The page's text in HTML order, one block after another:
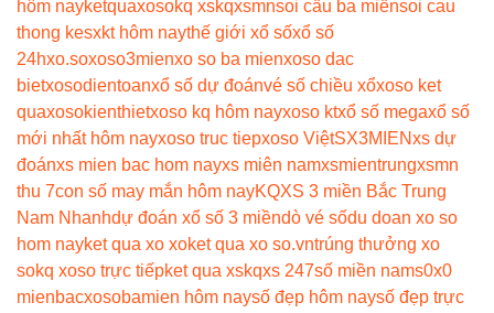
hôm nayketquaxosokq xskqxsmnsoi cầu ba miềnsoi cau
thong kesxkt hôm naythế giới xổ sốxổ số
24hxo.soxoso3mienxo so ba mienxoso dac
bietxosodientoanxổ số dự đoánvé số chiều xổxoso ket
quaxosokienthietxoso kq hôm nayxoso ktxổ số megaxổ số
mới nhất hôm nayxoso truc tiepxoso ViệtSX3MIENxs dự
đoánxs mien bac hom nayxs miên namxsmientrungxsmn
thu 7con số may mắn hôm nayKQXS 3 miền Bắc Trung
Nam Nhanhdự đoán xổ số 3 miềndò vé sốdu doan xo so
hom nayket qua xo xoket qua xo so.vntrúng thưởng xo
sokq xoso trực tiếpket qua xskqxs 247số miền nams0x0
mienbacxosobamien hôm naysố đẹp hôm naysố đẹp trực